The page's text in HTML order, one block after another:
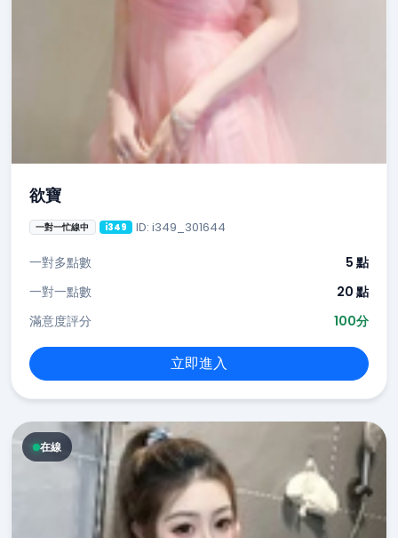
欲寶
一對一忙線中 i349 ID: i349_301644
一對多點數
5 點
一對一點數
20 點
滿意度評分
100分
立即進入
在線